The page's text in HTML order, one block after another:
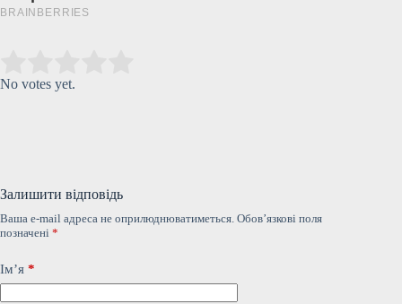
No votes yet.
Залишити відповідь
Ваша e-mail адреса не оприлюднюватиметься. Обов’язкові поля
позначені *
Ім’я *